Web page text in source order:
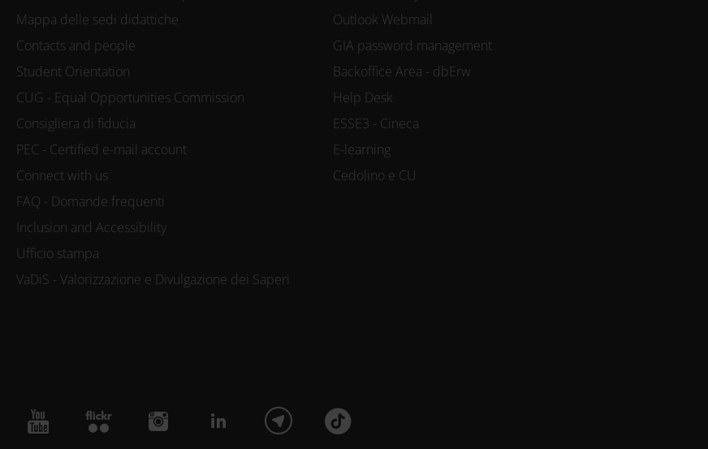
Mappa delle sedi didattiche
Contacts and people
Student Orientation
CUG - Equal Opportunities Commission
Consigliera di fiducia
PEC - Certified e-mail account
Connect with us
FAQ - Domande frequenti
Inclusion and Accessibility
Ufficio stampa
VaDiS - Valorizzazione e Divulgazione dei Saperi
Outlook Webmail
GIA password management
Backoffice Area - dbErw
Help Desk
ESSE3 - Cineca
E-learning
Cedolino e CU